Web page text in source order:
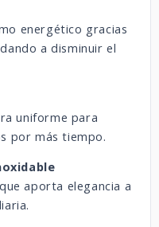
energético gracias
a disminuir el
uniforme para
por más tiempo.
aporta elegancia a